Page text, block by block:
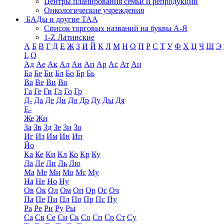
Онкологические учреждения
БАДы и другие ТАА
Список торговых названий на буквы А-Я
1-Z Латинские
А Б В Г Д Е Ж З И Й К Л М Н О П Р С Т У Ф Х Ц Ч Ш Э
L Q
Ад Ае Ак Ал Ан Ап Ар Ас Ат Ац
Ба Бе Би Бл Бо Бр Бь
Ва Ве Ви Во
Га Ге Ги Гл Го Гр
Д- Да Де Ди До Др Ду Ды Дя
Е-
Же Жи
За Зв Зд Зе Зи Зо
Иг Из Им Ин Ип
Йо
Ка Ке Ки Кл Ко Кр Ку
Ла Ле Ли Ль Лю
Ма Ме Ми Мо Мс Му
На Не Но Ну
Ов Ок Ол Ом Оп Ор Ос Оч
Па Пе Пи Пл По Пр Пс Пу
Ра Ре Ри Ру Ры
Са Св Се Си Ск Со Сп Ср Ст Су